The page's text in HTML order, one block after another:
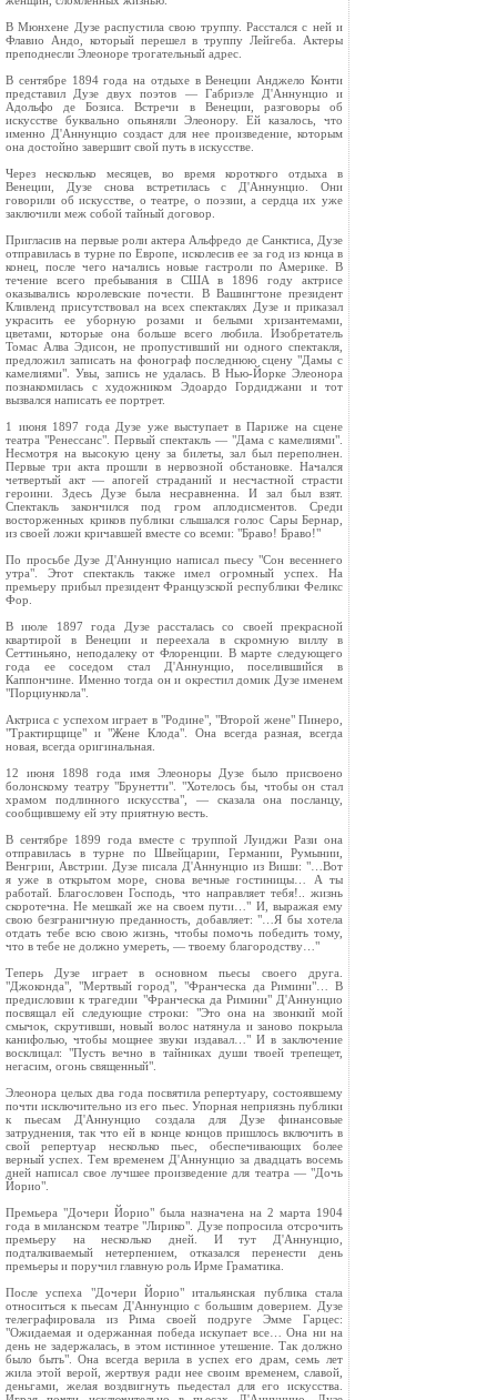
В Мюнхене Дузе распустила свою труппу. Расстался с ней и
Флавио Андо, который перешел в труппу Лейгеба. Актеры
преподнесли Элеоноре трогательный адрес.
В сентябре 1894 года на отдыхе в Венеции Анджело Конти
представил Дузе двух поэтов — Габриэле Д'Аннунцио и
Адольфо де Бозиса. Встречи в Венеции, разговоры об
искусстве буквально опьяняли Элеонору. Ей казалось, что
именно Д'Аннунцио создаст для нее произведение, которым
она достойно завершит свой путь в искусстве.
Через несколько месяцев, во время короткого отдыха в
Венеции, Дузе снова встретилась с Д'Аннунцио. Они
говорили об искусстве, о театре, о поэзии, а сердца их уже
заключили меж собой тайный договор.
Пригласив на первые роли актера Альфредо де Санктиса, Дузе
отправилась в турне по Европе, исколесив ее за год из конца в
конец, после чего начались новые гастроли по Америке. В
течение всего пребывания в США в 1896 году актрисе
оказывались королевские почести. В Вашингтоне президент
Кливленд присутствовал на всех спектаклях Дузе и приказал
украсить ее уборную розами и белыми хризантемами,
цветами, которые она больше всего любила. Изобретатель
Томас Алва Эдисон, не пропустивший ни одного спектакля,
предложил записать на фонограф последнюю сцену "Дамы с
камелиями". Увы, запись не удалась. В Нью-Йорке Элеонора
познакомилась с художником Эдоардо Гордиджани и тот
вызвался написать ее портрет.
1 июня 1897 года Дузе уже выступает в Париже на сцене
театра "Ренессанс". Первый спектакль — "Дама с камелиями".
Несмотря на высокую цену за билеты, зал был переполнен.
Первые три акта прошли в нервозной обстановке. Начался
четвертый акт — апогей страданий и несчастной страсти
героини. Здесь Дузе была несравненна. И зал был взят.
Спектакль закончился под гром аплодисментов. Среди
восторженных криков публики слышался голос Сары Бернар,
из своей ложи кричавшей вместе со всеми: "Браво! Браво!"
По просьбе Дузе Д'Аннунцио написал пьесу "Сон весеннего
утра". Этот спектакль также имел огромный успех. На
премьеру прибыл президент Французской республики Феликс
Фор.
В июле 1897 года Дузе рассталась со своей прекрасной
квартирой в Венеции и переехала в скромную виллу в
Сеттиньяно, неподалеку от Флоренции. В марте следующего
года ее соседом стал Д'Аннунцио, поселившийся в
Каппончине. Именно тогда он и окрестил домик Дузе именем
"Порциункола".
Актриса с успехом играет в "Родине", "Второй жене" Пинеро,
"Трактирщице" и "Жене Клода". Она всегда разная, всегда
новая, всегда оригинальная.
12 июня 1898 года имя Элеоноры Дузе было присвоено
болонскому театру "Брунетти". "Хотелось бы, чтобы он стал
храмом подлинного искусства", — сказала она посланцу,
сообщившему ей эту приятную весть.
В сентябре 1899 года вместе с труппой Луиджи Рази она
отправилась в турне по Швейцарии, Германии, Румынии,
Венгрии, Австрии. Дузе писала Д'Аннунцио из Виши: "…Вот
я уже в открытом море, снова вечные гостиницы… А ты
работай. Благословен Господь, что направляет тебя!.. жизнь
скоротечна. Не мешкай же на своем пути…" И, выражая ему
свою безграничную преданность, добавляет: "…Я бы хотела
отдать тебе всю свою жизнь, чтобы помочь победить тому,
что в тебе не должно умереть, — твоему благородству…"
Теперь Дузе играет в основном пьесы своего друга.
"Джоконда", "Мертвый город", "Франческа да Римини"… В
предисловии к трагедии "Франческа да Римини" Д'Аннунцио
посвящал ей следующие строки: "Это она на звонкий мой
смычок, скрутивши, новый волос натянула и заново покрыла
канифолью, чтобы мощнее звуки издавал…" И в заключение
восклицал: "Пусть вечно в тайниках души твоей трепещет,
негасим, огонь священный".
Элеонора целых два года посвятила репертуару, состоявшему
почти исключительно из его пьес. Упорная неприязнь публики
к пьесам Д'Аннунцио создала для Дузе финансовые
затруднения, так что ей в конце концов пришлось включить в
свой репертуар несколько пьес, обеспечивающих более
верный успех. Тем временем Д'Аннунцио за двадцать восемь
дней написал свое лучшее произведение для театра — "Дочь
Йорио".
Премьера "Дочери Йорио" была назначена на 2 марта 1904
года в миланском театре "Лирико". Дузе попросила отсрочить
премьеру на несколько дней. И тут Д'Аннунцио,
подталкиваемый нетерпением, отказался перенести день
премьеры и поручил главную роль Ирме Граматика.
После успеха "Дочери Йорио" итальянская публика стала
относиться к пьесам Д'Аннунцио с большим доверием. Дузе
телеграфировала из Рима своей подруге Эмме Гарцес:
"Ожидаемая и одержанная победа искупает все… Она ни на
день не задержалась, в этом истинное утешение. Так должно
было быть". Она всегда верила в успех его драм, семь лет
жила этой верой, жертвуя ради нее своим временем, славой,
деньгами, желая воздвигнуть пьедестал для его искусства.